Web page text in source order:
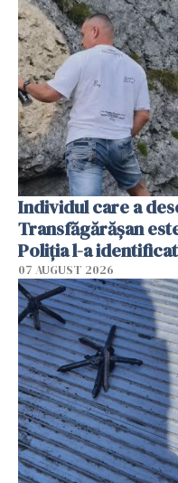
Individul care a
Transfăgărășan
Poliția l-a identificat
07 AUGUST 2026